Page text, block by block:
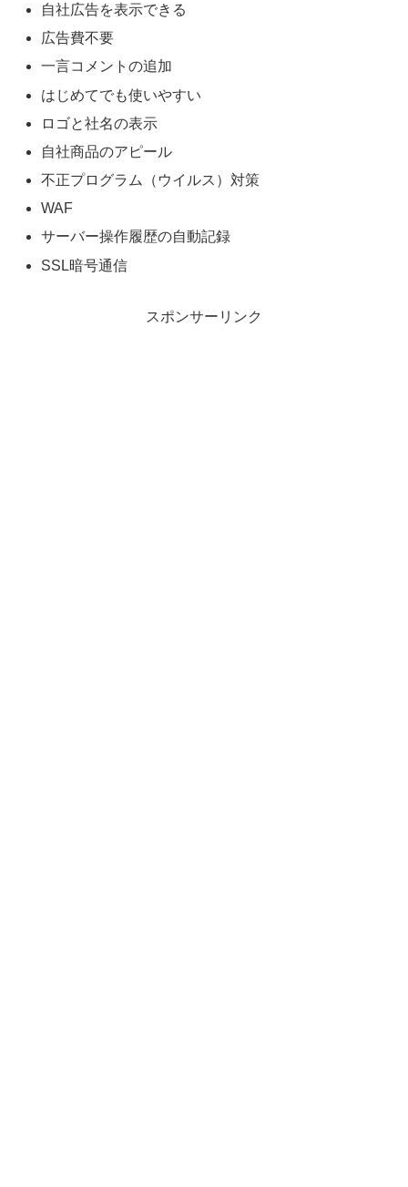
自社広告を表示できる
広告費不要
一言コメントの追加
はじめてでも使いやすい
ロゴと社名の表示
自社商品のアピール
不正プログラム（ウイルス）対策
WAF
サーバー操作履歴の自動記録
SSL暗号通信
スポンサーリンク